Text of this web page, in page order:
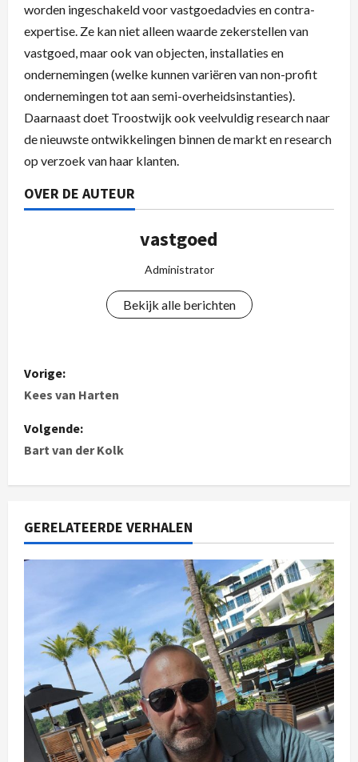
worden ingeschakeld voor vastgoedadvies en contra-
expertise. Ze kan niet alleen waarde zekerstellen van
vastgoed, maar ook van objecten, installaties en
ondernemingen (welke kunnen variëren van non-profit
ondernemingen tot aan semi-overheidsinstanties).
Daarnaast doet Troostwijk ook veelvuldig research naar
de nieuwste ontwikkelingen binnen de markt en research
op verzoek van haar klanten.
OVER DE AUTEUR
vastgoed
Administrator
Bekijk alle berichten
Vorige:
Kees van Harten
Volgende:
Bart van der Kolk
GERELATEERDE VERHALEN